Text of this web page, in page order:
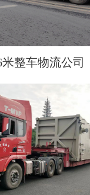
整车物流公司